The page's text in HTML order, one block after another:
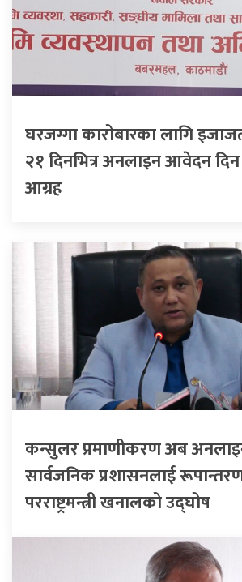
घरजग्गा कारोबारका लागि
२१ दिनभित्र अनलाइन आवेदन
आग्रह
कन्सुलर प्रमाणीकरण अब
सार्वजनिक प्रशासनलाई
परराष्ट्रमन्त्री खनालको उद्घोष